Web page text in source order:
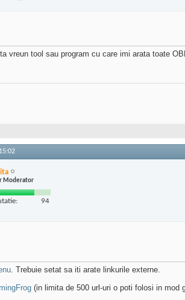
vreun tool sau program cu care imi arata toate
15:02
Moderator
94
. Trebuie setat sa iti arate linkurile externe.
(in limita de 500 url-uri o poti folosi in mod